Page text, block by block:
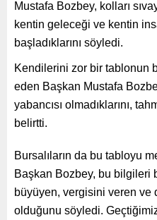
başladıklarını söyledi.
Kendilerini zor bir tablonun
yabancısı olmadıklarını,
belirtti.
Bursalıların da bu tabloyu
büyüyen, vergisini veren ve
söyledi. Geçtiğimiz ay
bazı mali durumları
Bozbey, “Geçtiğimiz ay 25